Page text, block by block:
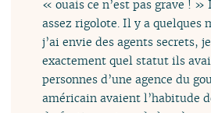
« ouais ce n’est pas grave !
assez rigolote. Il y a quelques
j’ai envie des agents secrets,
exactement quel statut ils
personnes d’une agence du
américain avaient l’habitude